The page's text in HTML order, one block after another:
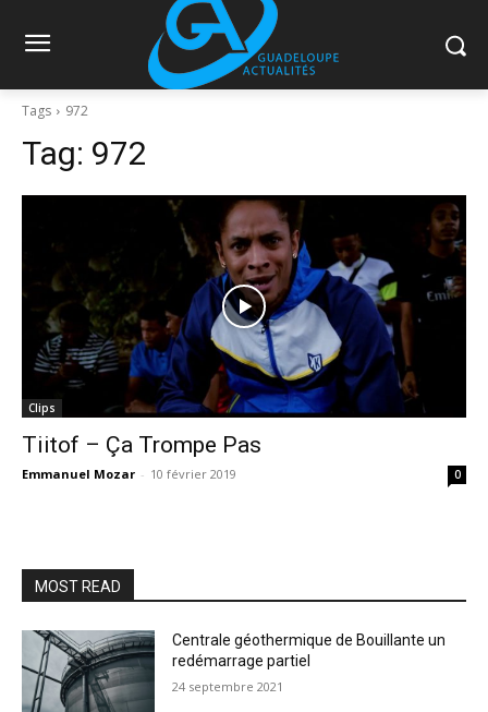
Tags 972
Tag: 972
Clips
Tiitof – Ça Trompe Pas
Emmanuel Mozar - 10 février 2019 0
MOST READ
Centrale géothermique de Bouillante un
redémarrage partiel
24 septembre 2021